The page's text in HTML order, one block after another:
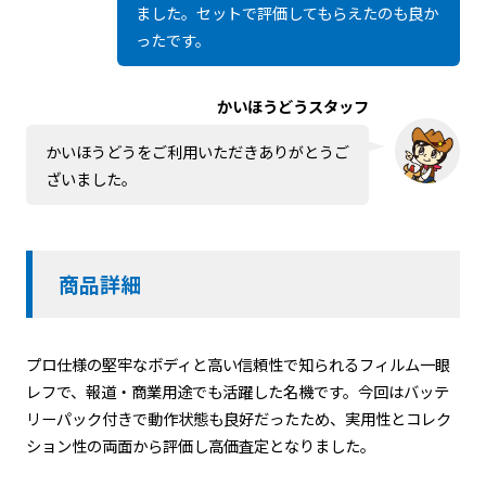
ました。セットで評価してもらえたのも良か
ったです。
かいほうどうスタッフ
かいほうどうをご利用いただきありがとうご
ざいました。
商品詳細
プロ仕様の堅牢なボディと高い信頼性で知られるフィルム一眼
レフで、報道・商業用途でも活躍した名機です。今回はバッテ
リーパック付きで動作状態も良好だったため、実用性とコレク
ション性の両面から評価し高価査定となりました。